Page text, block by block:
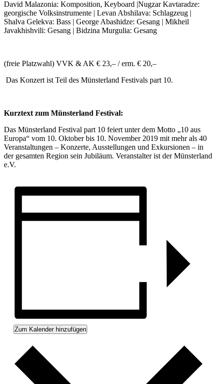
David Malazonia: Komposition, Keyboard |Nugzar Kavtaradze:
georgische Volksinstrumente | Levan Abshilava: Schlagzeug |
Shalva Gelekva: Bass | George Abashidze: Gesang | Mikheil
Javakhishvili: Gesang | Bidzina Murgulia: Gesang
(freie Platzwahl) VVK & AK € 23,– / erm. € 20,–
Das Konzert ist Teil des Münsterland Festivals part 10.
Kurztext zum Münsterland Festival:
Das Münsterland Festival part 10 feiert unter dem Motto „10 aus
Europa“ vom 10. Oktober bis 10. November 2019 mit mehr als 40
Veranstaltungen – Konzerte, Ausstellungen und Exkursionen – in
der gesamten Region sein Jubiläum. Veranstalter ist der Münsterland
e.V.
Zum Kalender hinzufügen